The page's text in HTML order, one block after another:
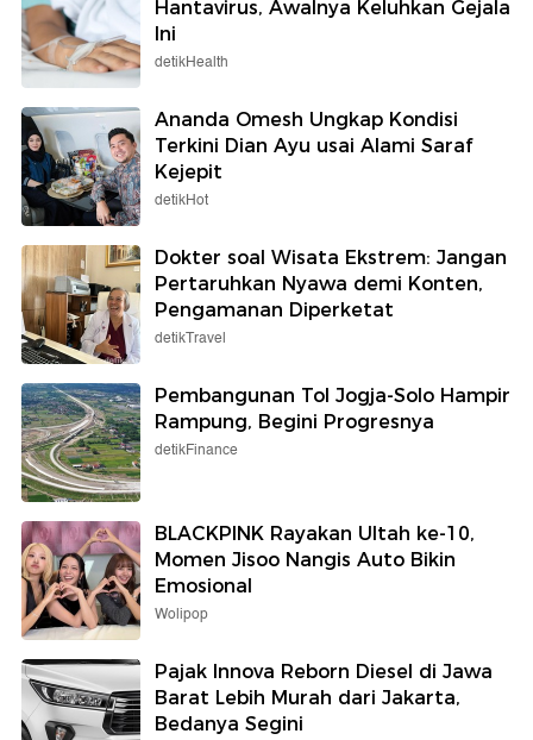
Hantavirus, Awalnya Keluhkan Gejala
Ini
detikHealth
Ananda Omesh Ungkap Kondisi
Terkini Dian Ayu usai Alami Saraf
Kejepit
detikHot
Dokter soal Wisata Ekstrem: Jangan
Pertaruhkan Nyawa demi Konten,
Pengamanan Diperketat
detikTravel
Pembangunan Tol Jogja-Solo Hampir
Rampung, Begini Progresnya
detikFinance
BLACKPINK Rayakan Ultah ke-10,
Momen Jisoo Nangis Auto Bikin
Emosional
Wolipop
Pajak Innova Reborn Diesel di Jawa
Barat Lebih Murah dari Jakarta,
Bedanya Segini